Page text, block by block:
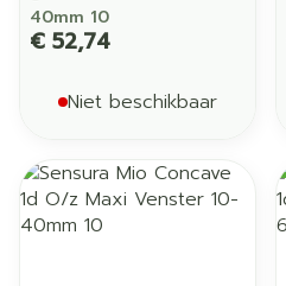
40mm 10
€ 52,74
Niet beschikbaar